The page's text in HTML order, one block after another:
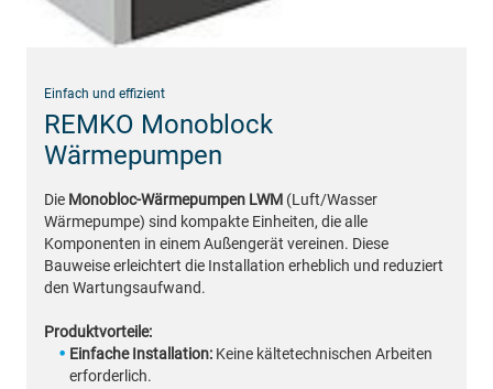
Einfach und effizient
REMKO Monoblock
Wärmepumpen
Die Monobloc-Wärmepumpen LWM (Luft/Wasser
Wärmepumpe) sind kompakte Einheiten, die alle
Komponenten in einem Außengerät vereinen. Diese
Bauweise erleichtert die Installation erheblich und reduziert
den Wartungsaufwand.
Produktvorteile:
Einfache Installation: Keine kältetechnischen Arbeiten
erforderlich.